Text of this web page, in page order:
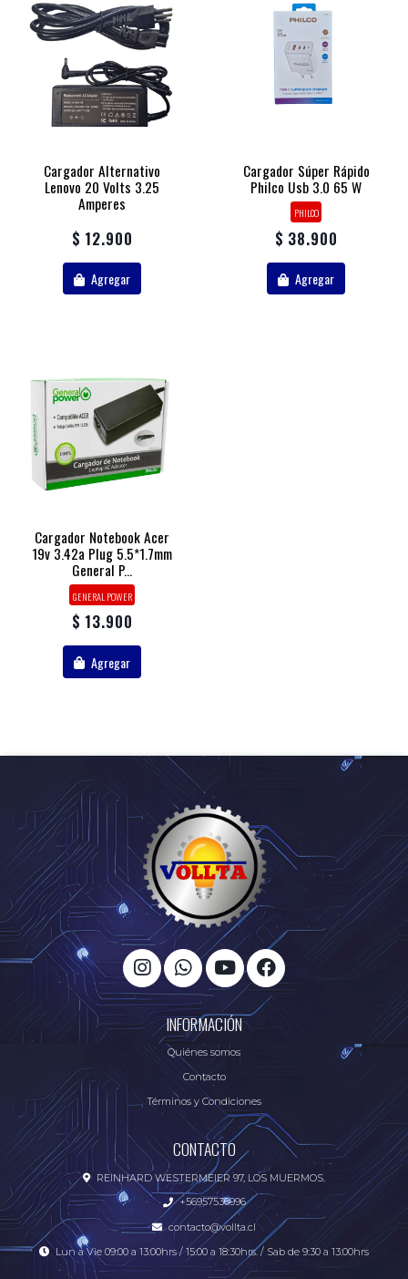
Cargador Alternativo
Lenovo 20 Volts 3.25
Amperes
$ 12.900
Agregar
Cargador Súper Rápido
Philco Usb 3.0 65 W
PHILCO
$ 38.900
Agregar
Cargador Notebook Acer
19v 3.42a Plug 5.5*1.7mm
General P...
GENERAL POWER
$ 13.900
Agregar
INFORMACIÓN
Quiénes somos
Contacto
Términos y Condiciones
CONTACTO
REINHARD WESTERMEIER 97, LOS MUERMOS.
+56957536996
contacto@vollta.cl
Lun a Vie 09:00 a 13:00hrs / 15:00 a 18:30hrs. / Sab de 9:30 a 13:00hrs